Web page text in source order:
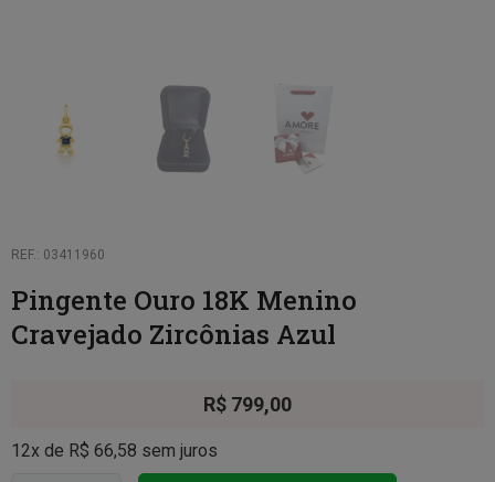
REF.: 03411960
Pingente Ouro 18K Menino
Cravejado Zircônias Azul
R$ 799,00
12x de R$ 66,58 sem juros